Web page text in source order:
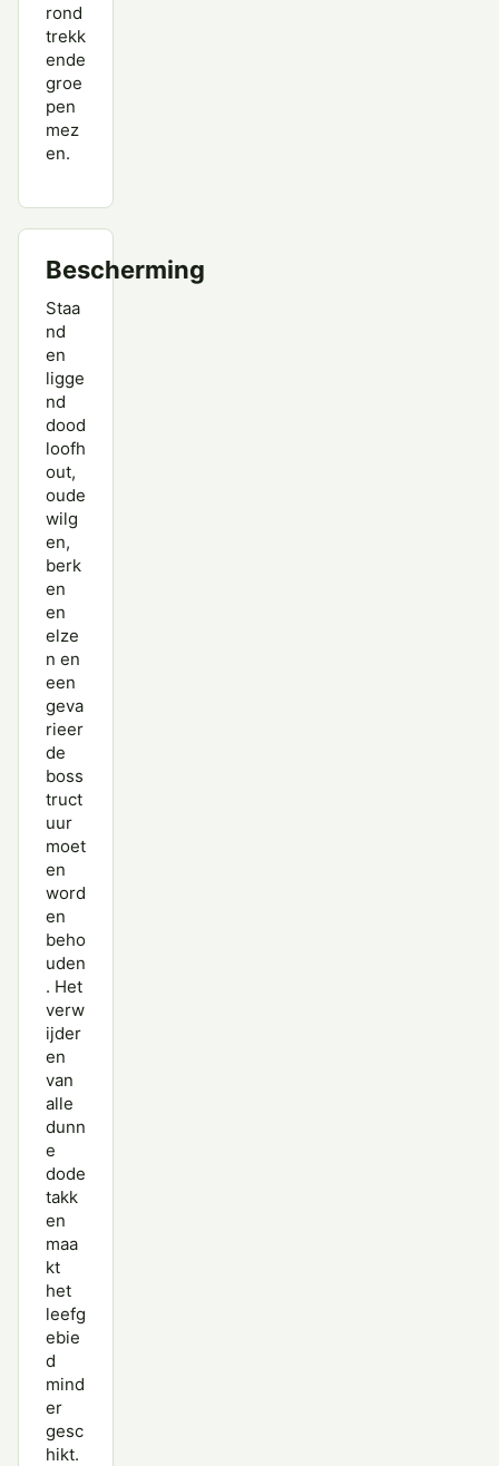
rond
trekk
ende
groe
pen
mez
en.
Bescherming
Staa
nd
en
ligge
nd
dood
loofh
out,
oude
wilg
en,
berk
en
en
elze
n en
een
geva
rieer
de
boss
truct
uur
moet
en
word
en
beho
uden
. Het
verw
ijder
en
van
alle
dunn
e
dode
takk
en
maa
kt
het
leefg
ebie
d
mind
er
gesc
hikt.